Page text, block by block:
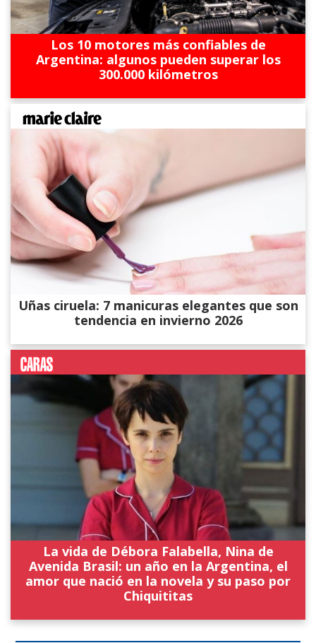
Los 10 motores más confiables de
Argentina: algunos pueden superar los
300.000 kilómetros
Uñas ciruela: 7 manicuras elegantes que son
tendencia en invierno 2026
La vida de Débora Falabella, Nina de
Avenida Brasil: un año en la Argentina, el
amor que nació en la novela y su paso por
Chiquititas